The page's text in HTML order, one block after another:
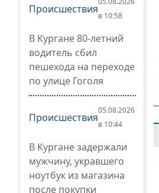
Происшествия
в 10:58
В Кургане 80-летний
водитель сбил
пешехода на переходе
по улице Гоголя
Происшествия
05.08.2026
в 10:44
В Кургане задержали
мужчину, укравшего
ноутбук из магазина
после покупки